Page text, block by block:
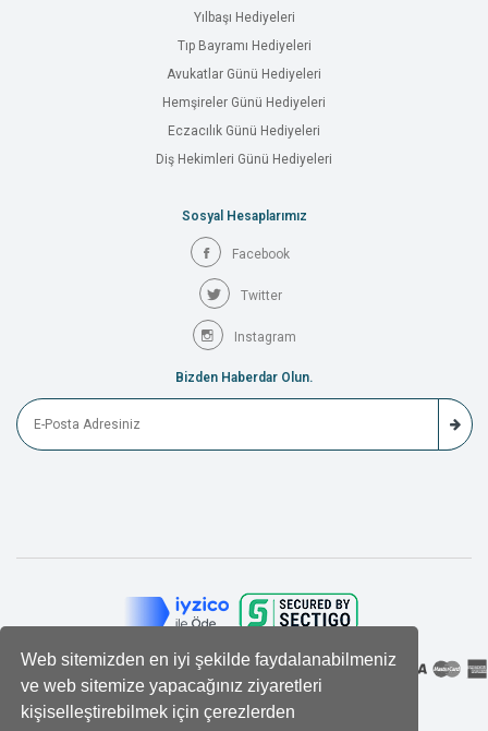
Web sitemizden en iyi şekilde faydalanabilmeniz
ve web sitemize yapacağınız ziyaretleri
kişiselleştirebilmek için çerezlerden
Yılbaşı Hediyeleri
Tıp Bayramı Hediyeleri
Avukatlar Günü Hediyeleri
Hemşireler Günü Hediyeleri
Eczacılık Günü Hediyeleri
Diş Hekimleri Günü Hediyeleri
Sosyal Hesaplarımız
Facebook
Twitter
Instagram
Bizden Haberdar Olun.